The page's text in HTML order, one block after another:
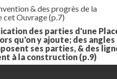
& des progrès de la
cet Ouvrage(p.7)
des parties d'une
qu'on y ajoute; des angles
ses parties, & des
à la construction (p.9)
qui composent les parties